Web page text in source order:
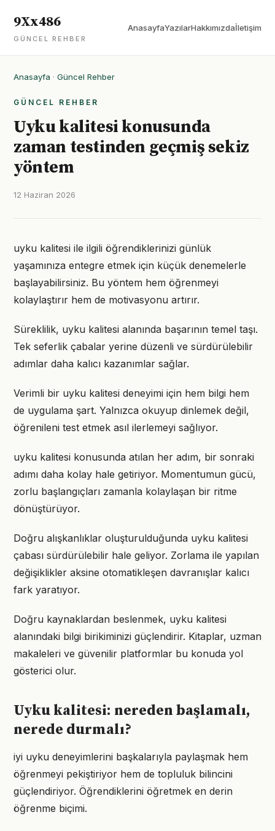
9Xx486
GÜNCEL REHBER
AnasayfaYazılarHakkımızdaİletişim
Anasayfa · Güncel Rehber
GÜNCEL REHBER
Uyku kalitesi konusunda
zaman testinden geçmiş sekiz
yöntem
12 Haziran 2026
uyku kalitesi ile ilgili öğrendiklerinizi günlük
yaşamınıza entegre etmek için küçük denemelerle
başlayabilirsiniz. Bu yöntem hem öğrenmeyi
kolaylaştırır hem de motivasyonu artırır.
Süreklilik, uyku kalitesi alanında başarının temel taşı.
Tek seferlik çabalar yerine düzenli ve sürdürülebilir
adımlar daha kalıcı kazanımlar sağlar.
Verimli bir uyku kalitesi deneyimi için hem bilgi hem
de uygulama şart. Yalnızca okuyup dinlemek değil,
öğrenileni test etmek asıl ilerlemeyi sağlıyor.
uyku kalitesi konusunda atılan her adım, bir sonraki
adımı daha kolay hale getiriyor. Momentumun gücü,
zorlu başlangıçları zamanla kolaylaşan bir ritme
dönüştürüyor.
Doğru alışkanlıklar oluşturulduğunda uyku kalitesi
çabası sürdürülebilir hale geliyor. Zorlama ile yapılan
değişiklikler aksine otomatikleşen davranışlar kalıcı
fark yaratıyor.
Doğru kaynaklardan beslenmek, uyku kalitesi
alanındaki bilgi birikiminizi güçlendirir. Kitaplar, uzman
makaleleri ve güvenilir platformlar bu konuda yol
gösterici olur.
Uyku kalitesi: nereden başlamalı,
nerede durmalı?
iyi uyku deneyimlerini başkalarıyla paylaşmak hem
öğrenmeyi pekiştiriyor hem de topluluk bilincini
güçlendiriyor. Öğrendiklerini öğretmek en derin
öğrenme biçimi.